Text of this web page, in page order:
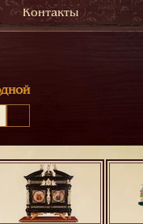
Контакты